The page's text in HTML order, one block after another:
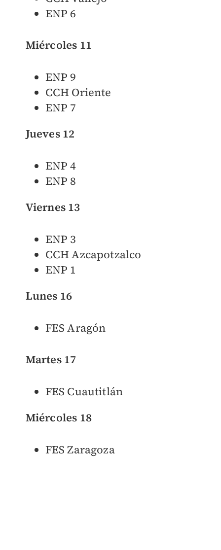
ENP 6
Miércoles 11
ENP 9
CCH Oriente
ENP 7
Jueves 12
ENP 4
ENP 8
Viernes 13
ENP 3
CCH Azcapotzalco
ENP 1
Lunes 16
FES Aragón
Martes 17
FES Cuautitlán
Miércoles 18
FES Zaragoza